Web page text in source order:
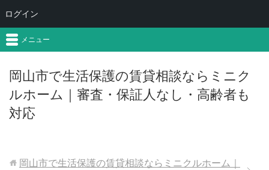
岡山市で生活保護の賃貸相談ならミニク
ルホーム｜審査・保証人なし・高齢者も
対応
メニュー
岡山市で生活保護の賃貸相談ならミニクルホーム｜
ログイン